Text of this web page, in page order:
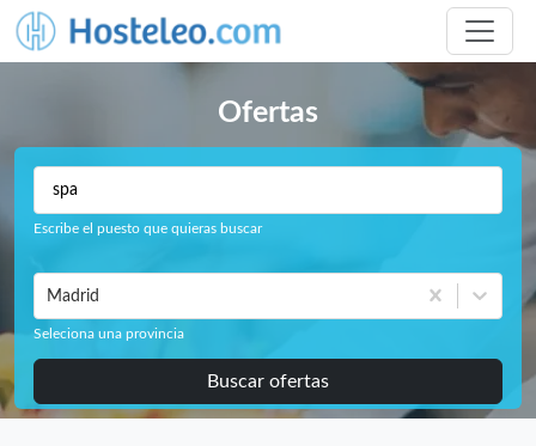
Ofertas
Escribe el puesto que quieras buscar
Madrid
Seleciona una provincia
Buscar ofertas